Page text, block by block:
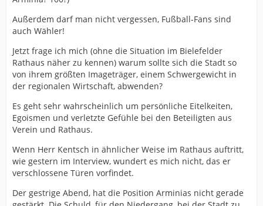
Außerdem darf man nicht vergessen, Fußball-Fans sind
auch Wähler!
Jetzt frage ich mich (ohne die Situation im Bielefelder
Rathaus näher zu kennen) warum sollte sich die Stadt so
von ihrem größten Imageträger, einem Schwergewicht in
der regionalen Wirtschaft, abwenden?
Es geht sehr wahrscheinlich um persönliche Eitelkeiten,
Egoismen und verletzte Gefühle bei den Beteiligten aus
Verein und Rathaus.
Wenn Herr Kentsch in ähnlicher Weise im Rathaus auftritt,
wie gestern im Interview, wundert es mich nicht, das er
verschlossene Türen vorfindet.
Der gestrige Abend, hat die Position Arminias nicht gerade